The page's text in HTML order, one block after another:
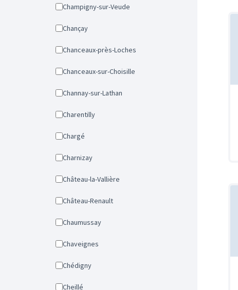
Champigny-sur-Veude
Chançay
Chanceaux-près-Loches
Chanceaux-sur-Choisille
Channay-sur-Lathan
Charentilly
Chargé
Charnizay
Château-la-Vallière
Château-Renault
Chaumussay
Chaveignes
Chédigny
Cheillé